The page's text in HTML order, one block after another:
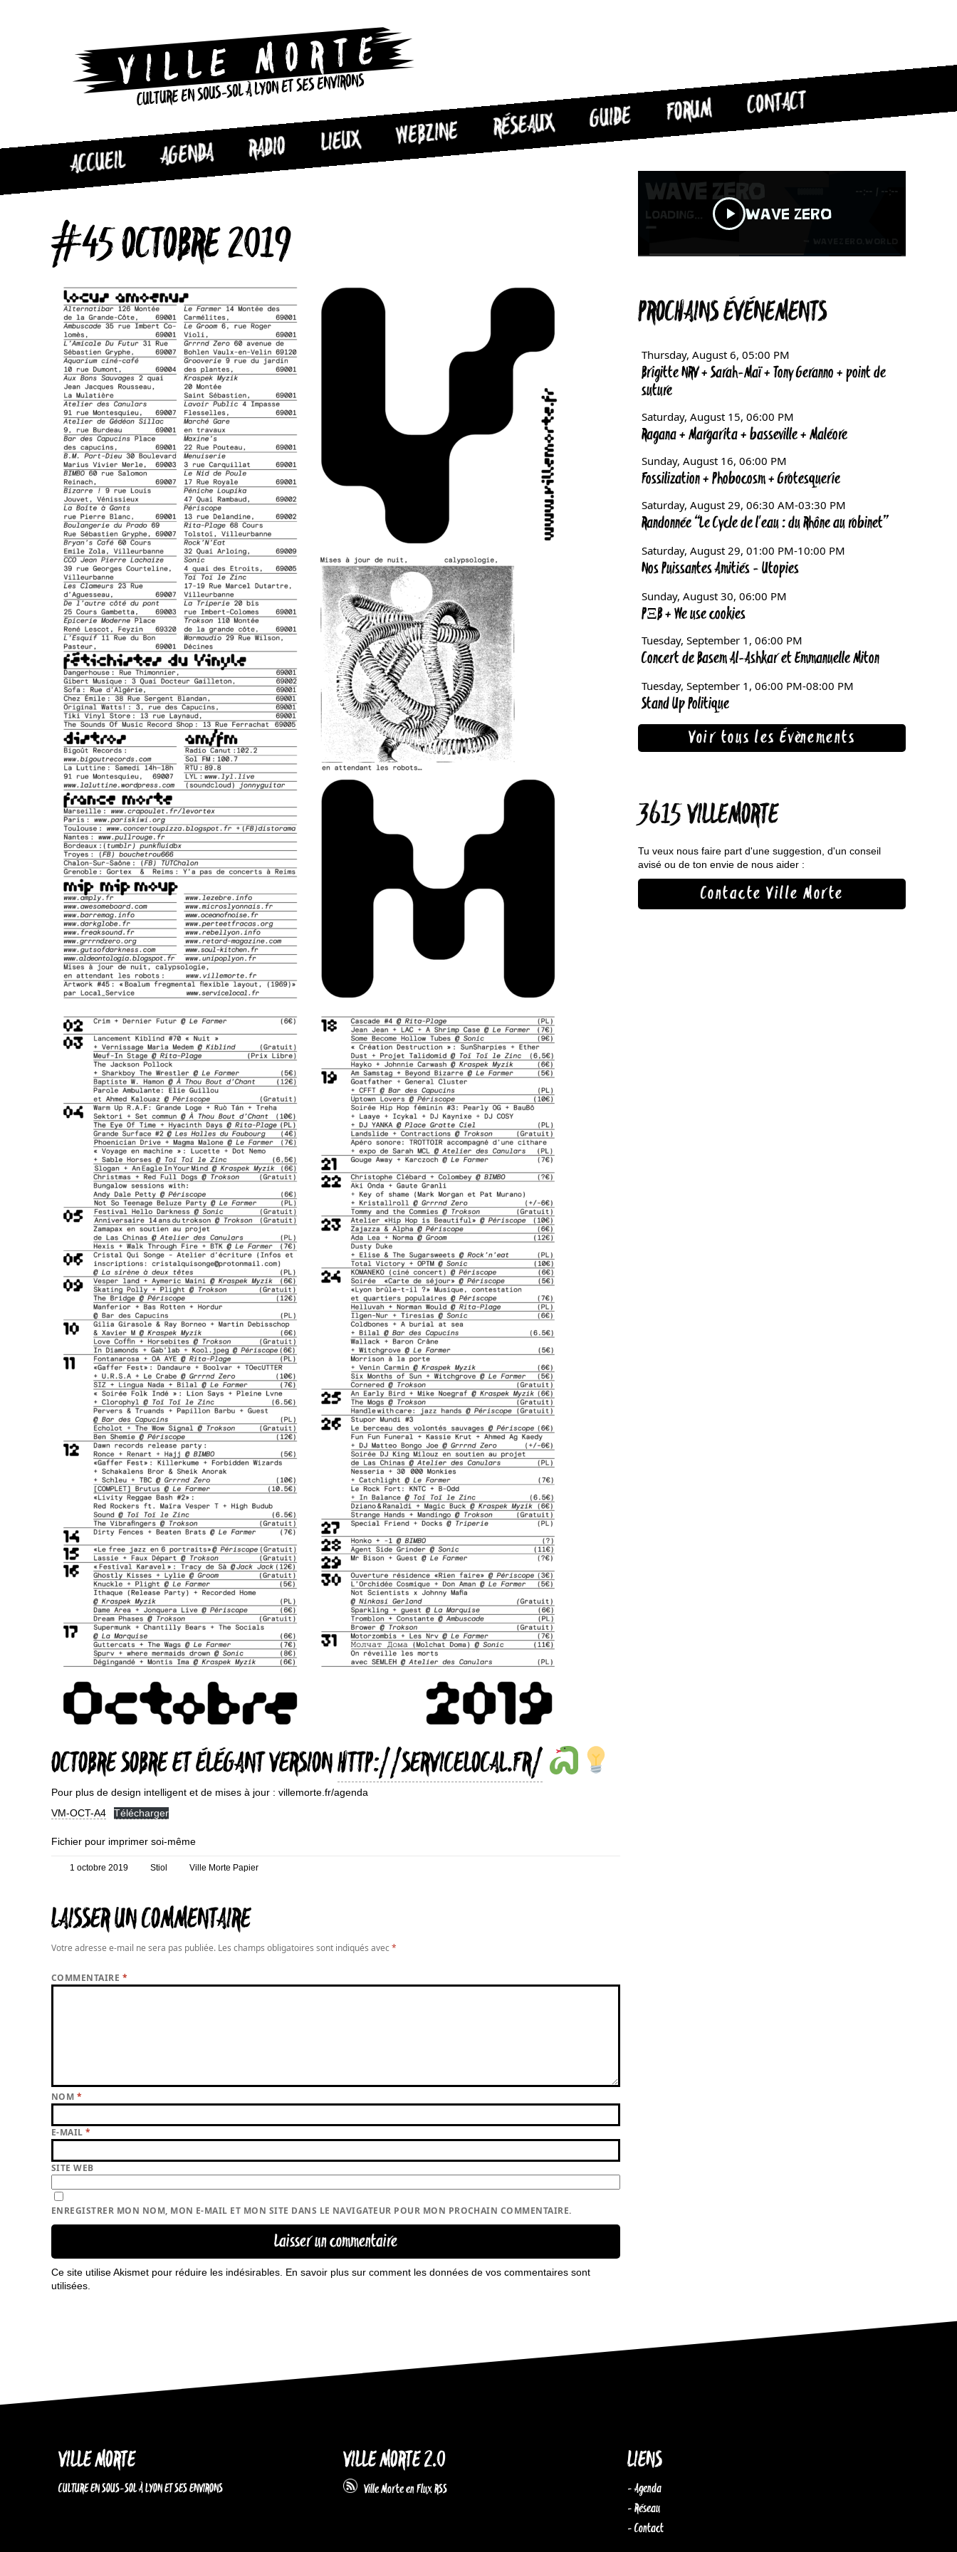
CULTURE EN SOUS-SOL À LYON ET SES ENVIRONS
ACCUEIL AGENDA RADIO LIEUX WEBZINE RÉSEAUX GUIDE FORUM CONTACT
#45 OCTOBRE 2019
OCTOBRE SOBRE ET ÉLÉGANT VERSIONHTTP://SERVICELOCAL.FR/
Pour plus de design intelligent et de mises à jour : villemorte.fr/agenda
VM-OCT-A4
Télécharger
Fichier pour imprimer soi-même
Posté
1 octobre 2019 Auteur
Stiol Catégories
Ville Morte Papier
LAISSER UN COMMENTAIRE
Votre adresse e-mail ne sera pas publiée. Les champs obligatoires sont indiqués avec*
COMMENTAIRE *
NOM *
E-MAIL*
SITE WEB
ENREGISTRER MON NOM, MON E-MAIL ET MON SITE DANS LE NAVIGATEUR POUR MON PROCHAIN COMMENTAIRE.
Ce site utilise Akismet pour réduire les indésirables. En savoir plus sur comment les données de vos commentaires sont
utilisées
PROCHAINS ÉVÉNEMENTS
Voir tous les Évènements
3615 VILLEMORTE
Tu veux nous faire part d'une suggestion, d'un conseil
avisé ou de ton envie de nous aider :
Contacte Ville Morte
VILLE MORTE
CULTURE EN SOUS-SOL À LYON ET SES ENVIRONS
VILLE MORTE 2.0
Ville Morte en Flux RSS
LIENS
- Agenda
- Réseau
- Contact